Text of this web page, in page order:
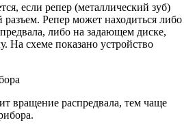
если репер (металлический зуб)
Репер может находиться либо
либо на задающем диске,
На схеме показано устройство
вращение распредвала, тем чаще